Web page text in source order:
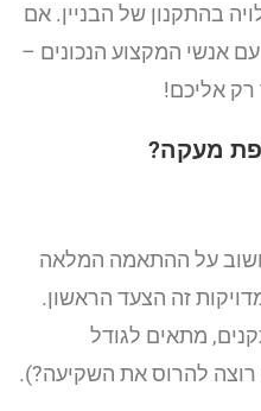
בהתקנון של הבניין. אם
אנשי המקצוע הנכונים –
אליכם!
מעקה?
על ההתאמה המלאה
זה הצעד הראשון.
מתאים לגודל
רוצה להרוס את השקיעה?).